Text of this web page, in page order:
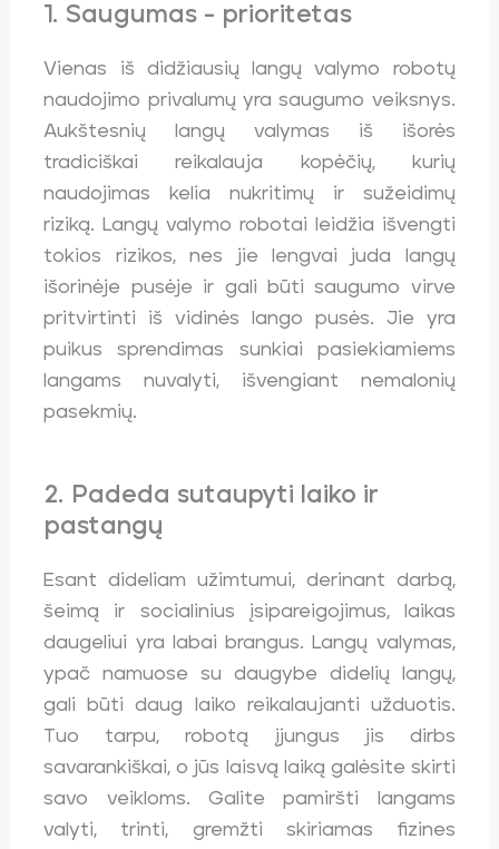
1. Saugumas - prioritetas
Vienas iš didžiausių langų valymo robotų
naudojimo privalumų yra saugumo veiksnys.
Aukštesnių langų valymas iš išorės
tradiciškai reikalauja kopėčių, kurių
naudojimas kelia nukritimų ir sužeidimų
riziką. Langų valymo robotai leidžia išvengti
tokios rizikos, nes jie lengvai juda langų
išorinėje pusėje ir gali būti saugumo virve
pritvirtinti iš vidinės lango pusės. Jie yra
puikus sprendimas sunkiai pasiekiamiems
langams nuvalyti, išvengiant nemalonių
pasekmių.
2. Padeda sutaupyti laiko ir
pastangų
Esant dideliam užimtumui, derinant darbą,
šeimą ir socialinius įsipareigojimus, laikas
daugeliui yra labai brangus. Langų valymas,
ypač namuose su daugybe didelių langų,
gali būti daug laiko reikalaujanti užduotis.
Tuo tarpu, robotą įjungus jis dirbs
savarankiškai, o jūs laisvą laiką galėsite skirti
savo veikloms. Galite pamiršti langams
valyti, trinti, gremžti skiriamas fizines